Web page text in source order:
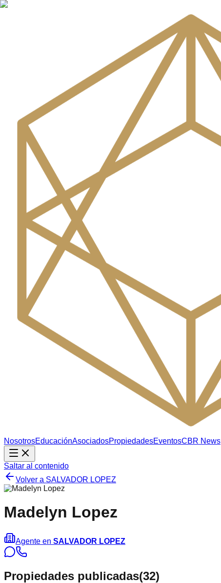
NosotrosEducaciónAsociadosPropiedadesEventosCBR News
Saltar al contenido
Volver a SALVADOR LOPEZ
Madelyn Lopez
Agente en SALVADOR LOPEZ
Propiedades publicadas(32)